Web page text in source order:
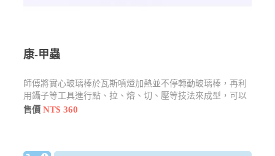
康-甲蟲
師傅將實心玻璃棒於瓦斯噴燈加熱並不停轉動玻璃棒，再利
用鑷子等工具進行點、拉、熔、切、壓等技法來成型，可以
製作精巧的玻璃藝品。越小的作品越考驗師傅的眼力
售價NT$ 360